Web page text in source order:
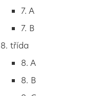
7. A
7. B
8. třída
8. A
8. B